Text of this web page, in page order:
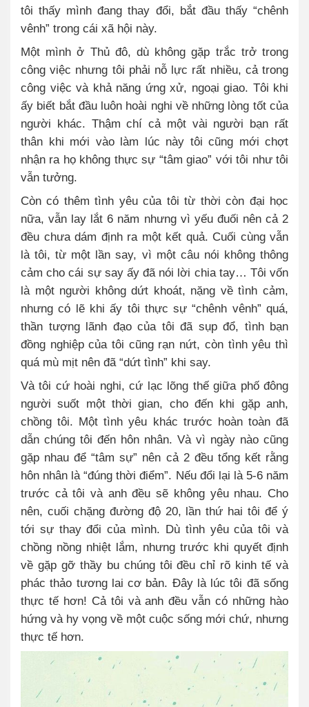
tôi thấy mình đang thay đổi, bắt đầu thấy “chênh
vênh” trong cái xã hội này.
Một mình ở Thủ đô, dù không gặp trắc trở trong
công việc nhưng tôi phải nỗ lực rất nhiều, cả trong
công việc và khả năng ứng xử, ngoại giao. Tôi khi
ấy biết bắt đầu luôn hoài nghi về những lòng tốt của
người khác. Thậm chí cả một vài người bạn rất
thân khi mới vào làm lúc này tôi cũng mới chợt
nhận ra họ không thực sự “tâm giao” với tôi như tôi
vẫn tưởng.
Còn có thêm tình yêu của tôi từ thời còn đại học
nữa, vẫn lay lắt 6 năm nhưng vì yếu đuối nên cả 2
đều chưa dám định ra một kết quả. Cuối cùng vẫn
là tôi, từ một lần say, vì một câu nói không thông
cảm cho cái sự say ấy đã nói lời chia tay… Tôi vốn
là một người không dứt khoát, nặng về tình cảm,
nhưng có lẽ khi ấy tôi thực sự “chênh vênh” quá,
thần tượng lãnh đạo của tôi đã sụp đổ, tình bạn
đồng nghiệp của tôi cũng rạn nứt, còn tình yêu thì
quá mù mịt nên đã “dứt tình” khi say.
Và tôi cứ hoài nghi, cứ lạc lõng thế giữa phố đông
người suốt một thời gian, cho đến khi gặp anh,
chồng tôi. Một tình yêu khác trước hoàn toàn đã
dẫn chúng tôi đến hôn nhân. Và vì ngày nào cũng
gặp nhau để “tâm sự” nên cả 2 đều tổng kết rằng
hôn nhân là “đúng thời điểm”. Nếu đổi lại là 5-6 năm
trước cả tôi và anh đều sẽ không yêu nhau. Cho
nên, cuối chặng đường độ 20, lần thứ hai tôi để ý
tới sự thay đổi của mình. Dù tình yêu của tôi và
chồng nồng nhiệt lắm, nhưng trước khi quyết định
về gặp gỡ thầy bu chúng tôi đều chỉ rõ kinh tế và
phác thảo tương lai cơ bản. Đây là lúc tôi đã sống
thực tế hơn! Cả tôi và anh đều vẫn có những hào
hứng và hy vọng về một cuộc sống mới chứ, nhưng
thực tế hơn.